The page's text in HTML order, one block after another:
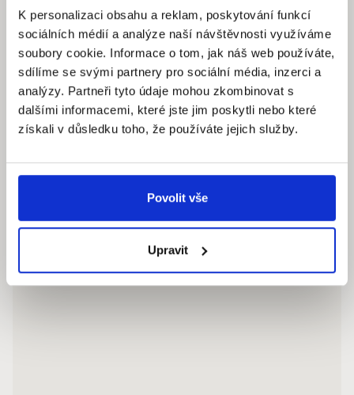
K personalizaci obsahu a reklam, poskytování funkcí
sociálních médií a analýze naší návštěvnosti využíváme
soubory cookie. Informace o tom, jak náš web používáte,
sdílíme se svými partnery pro sociální média, inzerci a
analýzy. Partneři tyto údaje mohou zkombinovat s
dalšími informacemi, které jste jim poskytli nebo které
získali v důsledku toho, že používáte jejich služby.
Povolit vše
Upravit
IČ: 290‍ 32‍ 792
Pracovní dny: 9.00 – 18.00 hod
info@quantumreality.cz
+420 730 154 732/+420 273 134 681